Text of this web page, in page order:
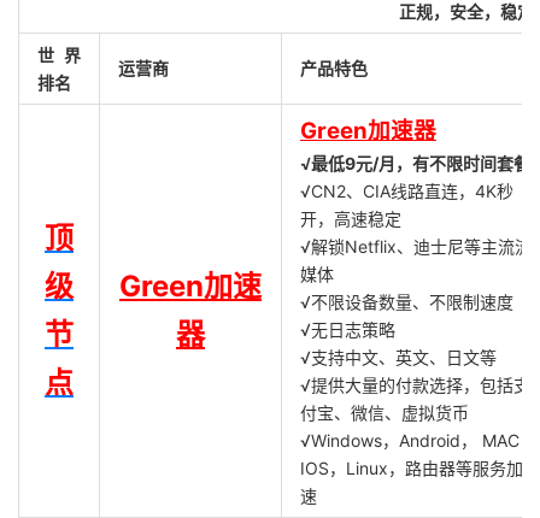
正规，安全，稳定
世界
排名
运营商 产品特色
顶
级
节
点
Green加速
器
Green加速器
√最低9元/月，有不限时间套餐
√CN2、CIA线路直连，4K秒
开，高速稳定
√解锁Netflix、迪士尼等主流流
媒体
√不限设备数量、不限制速度
√无日志策略
√支持中文、英文、日文等
√提供大量的付款选择，包括支
付宝、微信、虚拟货币
√Windows，Android， MAC，
IOS，Linux，路由器等服务加
速